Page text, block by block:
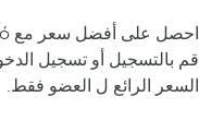
احصل على أفضل سعر مع MyBarceló
قم بالتسجيل أو تسجيل
السعر الرائع ل العضو فقط.